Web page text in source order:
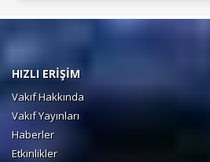
HIZLI ERİŞİM
Vakıf Hakkında
Vakıf Yayınları
Haberler
Etkinlikler